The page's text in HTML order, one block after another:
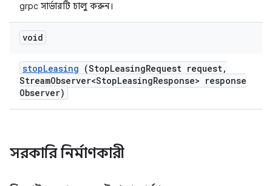
grpc সার্ভারটি চালু করুন।
void
stopLeasing (StopLeasingRequest request,
StreamObserver<StopLeasingResponse> response
Observer)
সরকারি নির্মাণকারী